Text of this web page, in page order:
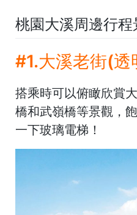
桃園大溪周邊行
#1.大溪老街(透
搭乘時可以俯瞰欣賞
橋和武嶺橋等景觀，
一下玻璃電梯！